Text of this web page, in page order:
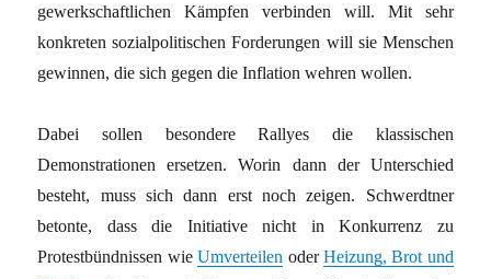
gewerkschaftlichen Kämpfen verbinden will. Mit sehr
konkreten sozialpolitischen Forderungen will sie Menschen
gewinnen, die sich gegen die Inflation wehren wollen.
Dabei sollen besondere Rallyes die klassischen
Demonstrationen ersetzen. Worin dann der Unterschied
besteht, muss sich dann erst noch zeigen. Schwerdtner
betonte, dass die Initiative nicht in Konkurrenz zu
Protestbündnissen wieUmverteilen oderHeizung, Brot und